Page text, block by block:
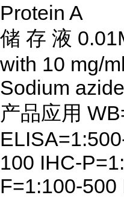
Protein A
储 存 液
with 10 mg/
Sodium azide
产品应用
100 IHC-
F=1:100-500